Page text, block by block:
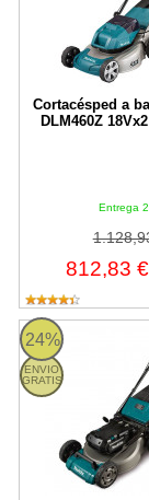
Cortacésped a
DLM460Z
Entrega
812,83 €
24%
ENVIO
GRATIS
Makita